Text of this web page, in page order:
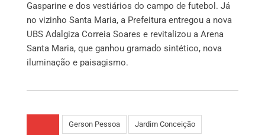
Gasparine e dos vestiários do campo de futebol. Já
no vizinho Santa Maria, a Prefeitura entregou a nova
UBS Adalgiza Correia Soares e revitalizou a Arena
Santa Maria, que ganhou gramado sintético, nova
iluminação e paisagismo.
Gerson Pessoa Jardim Conceição